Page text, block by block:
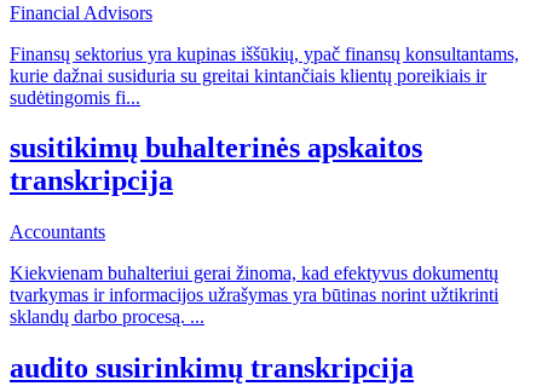
Financial Advisors
Finansų sektorius yra kupinas iššūkių, ypač finansų konsultantams,
kurie dažnai susiduria su greitai kintančiais klientų poreikiais ir
sudėtingomis fi...
susitikimų buhalterinės apskaitos
transkripcija
Accountants
Kiekvienam buhalteriui gerai žinoma, kad efektyvus dokumentų
tvarkymas ir informacijos užrašymas yra būtinas norint užtikrinti
sklandų darbo procesą. ...
audito susirinkimų transkripcija